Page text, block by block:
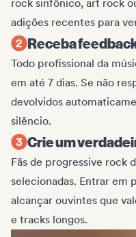
rock sinfônico, art rock
adições recentes para
Receba
Todo profissional da
em até 7 dias. Se não
devolvidos
silêncio.
Crie um
Fãs de progressive rock
selecionadas. Entrar em
alcançar ouvintes que
e tracks longos.